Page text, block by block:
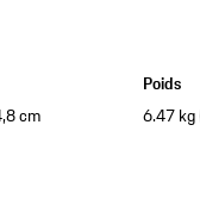
cm
Poids
6.47